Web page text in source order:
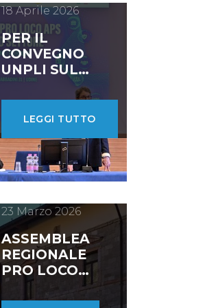
18 Aprile 2026
PER IL
CONVEGNO
UNPLI SUL
TERZO
SETTORE IN
FVG PIÙ DI UNA
PERSONA SU 10
FA
VOLONTARIATO
LEGGI TUTTO
23 Marzo 2026
ASSEMBLEA
REGIONALE
PRO LOCO
FVG SABATO
28 MARZO A